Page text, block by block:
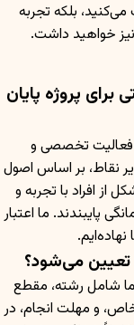
بلکه تجربه
خواهید داشت.
پروژه پایان
فعالیت تخصصی و
نقاط، بر اساس اصول
افراد با تجربه و
پایبندند. ما اعتبار
تعیین می‌شود؟
شامل رشته، مقطع
و مهلت انجام، در